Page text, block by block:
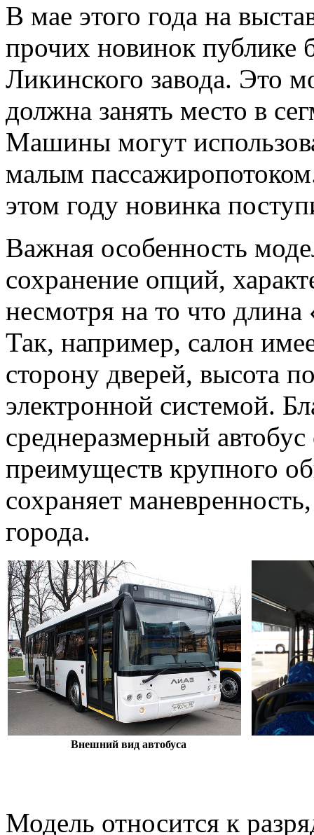
В мае этого года на
прочих новинок публике
Ликинского завода. Это
должна занять место в
Машины могут
малым
этом году новинка
Важная особенность
сохранение опций,
несмотря на то что
Так, например, салон
сторону дверей, высота
электронной системой.
среднеразмерный
преимуществ крупного
сохраняет
города.
Внешний вид автобуса
Модель относится к